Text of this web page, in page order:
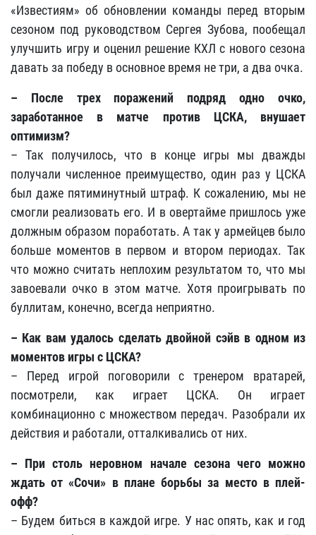
«Известиям» об обновлении команды перед вторым
сезоном под руководством Сергея Зубова, пообещал
улучшить игру и оценил решение КХЛ с нового сезона
давать за победу в основное время не три, а два очка.
– После трех поражений подряд одно очко,
заработанное в матче против ЦСКА, внушает
оптимизм?
– Так получилось, что в конце игры мы дважды
получали численное преимущество, один раз у ЦСКА
был даже пятиминутный штраф. К сожалению, мы не
смогли реализовать его. И в овертайме пришлось уже
должным образом поработать. А так у армейцев было
больше моментов в первом и втором периодах. Так
что можно считать неплохим результатом то, что мы
завоевали очко в этом матче. Хотя проигрывать по
буллитам, конечно, всегда неприятно.
– Как вам удалось сделать двойной сэйв в одном из
моментов игры с ЦСКА?
– Перед игрой поговорили с тренером вратарей,
посмотрели, как играет ЦСКА. Он играет
комбинационно с множеством передач. Разобрали их
действия и работали, отталкивались от них.
– При столь неровном начале сезона чего можно
ждать от «Сочи» в плане борьбы за место в плей-
офф?
– Будем биться в каждой игре. У нас опять, как и год